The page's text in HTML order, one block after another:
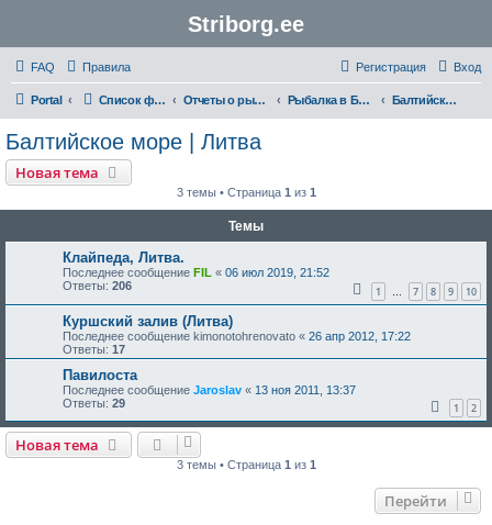
Striborg.ee
FAQ Правила Вход
Регистрация
Portal Список форумов Отчеты о рыбалке и не только Рыбалка в Балтийском море | Отчеты Балтийское море | Литва
Балтийское море | Литва
Новая тема
3 темы • Страница 1 из 1
Темы
Клайпеда, Литва.
Последнее сообщение FIL « 06 июл 2019, 21:52
Ответы: 206 1 … 7 8 9 10
Куршский залив (Литва)
Последнее сообщение kimonotohrenovato « 26 апр 2012, 17:22
Ответы: 17
Павилоста
Последнее сообщение Jaroslav « 13 ноя 2011, 13:37
Ответы: 29 1 2
Новая тема
3 темы • Страница 1 из 1
Перейти